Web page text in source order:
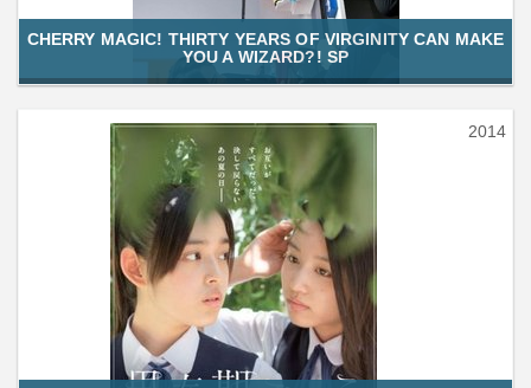
CHERRY MAGIC! THIRTY YEARS OF VIRGINITY CAN MAKE
YOU A WIZARD?! SP
2014